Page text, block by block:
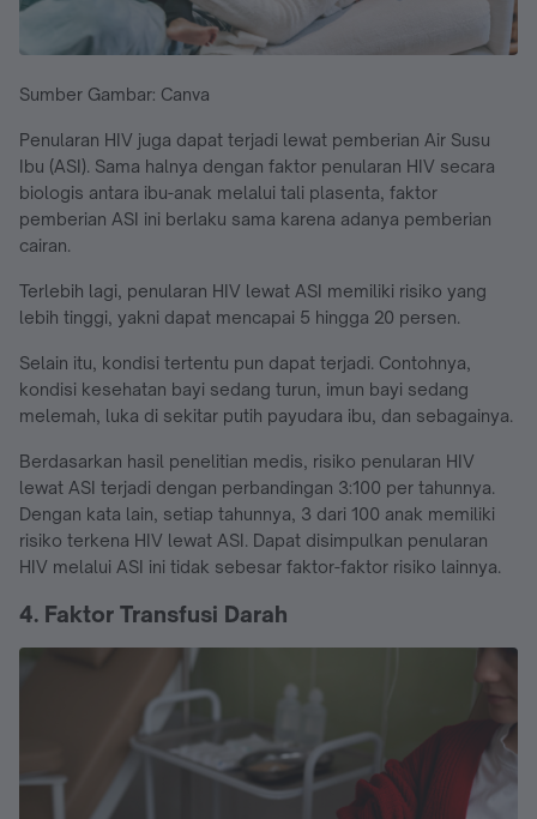
Sumber Gambar: Canva
Penularan HIV juga dapat terjadi lewat pemberian Air Susu
Ibu (ASI). Sama halnya dengan faktor penularan HIV secara
biologis antara ibu-anak melalui tali plasenta, faktor
pemberian ASI ini berlaku sama karena adanya pemberian
cairan.
Terlebih lagi, penularan HIV lewat ASI memiliki risiko yang
lebih tinggi, yakni dapat mencapai 5 hingga 20 persen.
Selain itu, kondisi tertentu pun dapat terjadi. Contohnya,
kondisi kesehatan bayi sedang turun, imun bayi sedang
melemah, luka di sekitar putih payudara ibu, dan sebagainya.
Berdasarkan hasil penelitian medis, risiko penularan HIV
lewat ASI terjadi dengan perbandingan 3:100 per tahunnya.
Dengan kata lain, setiap tahunnya, 3 dari 100 anak memiliki
risiko terkena HIV lewat ASI. Dapat disimpulkan penularan
HIV melalui ASI ini tidak sebesar faktor-faktor risiko lainnya.
4. Faktor Transfusi Darah